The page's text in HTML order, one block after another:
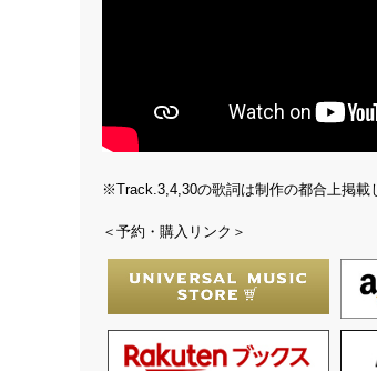
※Track.3,4,30の歌詞は制作の都合上掲載
＜予約・購入リンク＞